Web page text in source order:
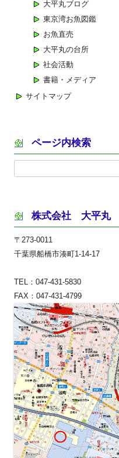
大平丸ブログ
東京湾お魚図鑑
お魚直売
大平丸の台所
社会活動
書籍・メディア
サイトマップ
ページ内検索
株式会社 大平丸
〒273-0011
千葉県船橋市湊町1-14-17
TEL：047-431-5830
FAX：047-431-4799